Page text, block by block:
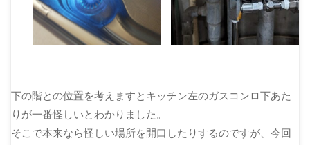
下の階との位置を考えますとキッチン左のガスコンロ下あた
りが一番怪しいとわかりました。
そこで本来なら怪しい場所を開口したりするのですが、今回